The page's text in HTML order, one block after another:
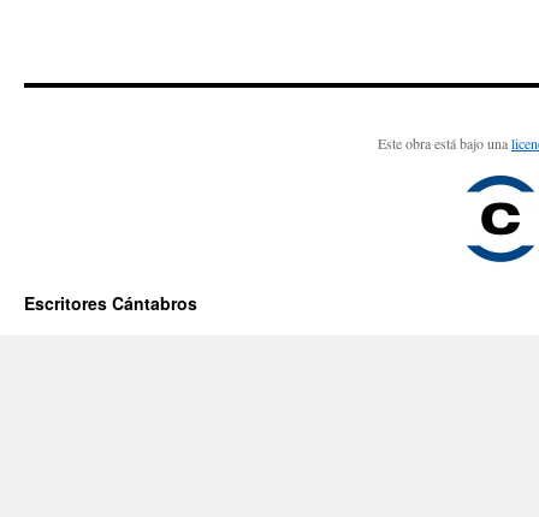
Este obra está bajo una
Escritores Cántabros